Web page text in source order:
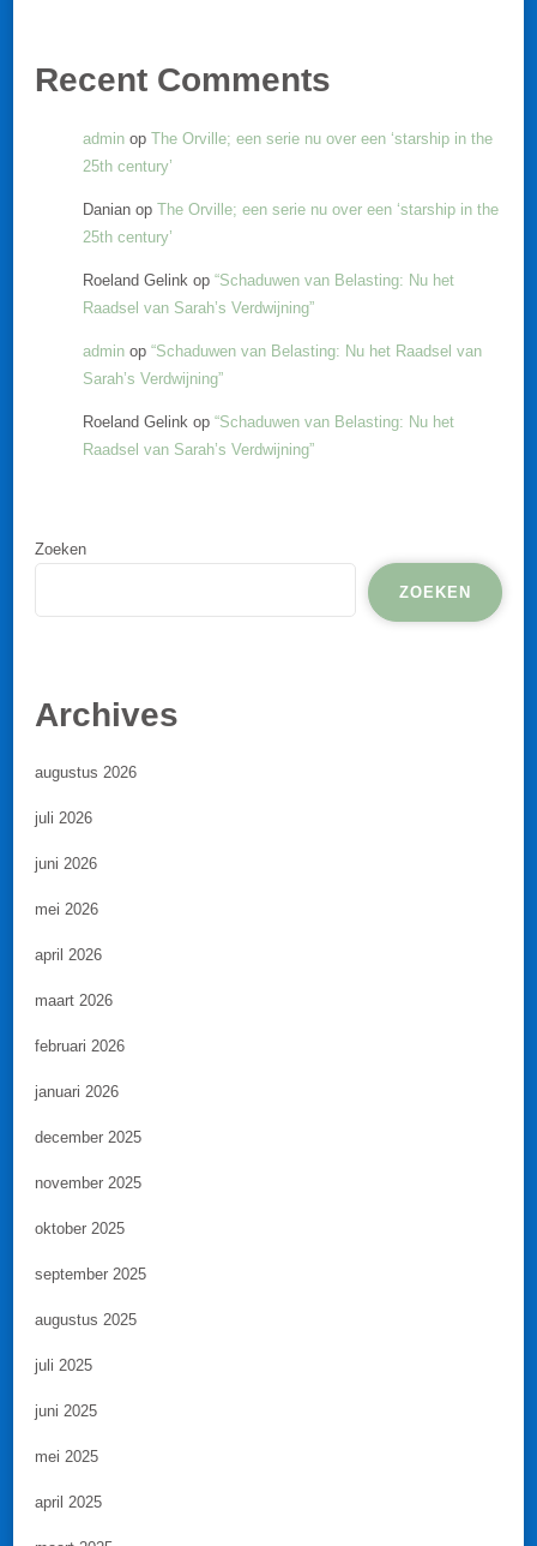
Recent Comments
admin op The Orville; een serie nu over een ‘starship in the
25th century’
Danian op The Orville; een serie nu over een ‘starship in the
25th century’
Roeland Gelink op “Schaduwen van Belasting: Nu het
Raadsel van Sarah’s Verdwijning”
admin op “Schaduwen van Belasting: Nu het Raadsel van
Sarah’s Verdwijning”
Roeland Gelink op “Schaduwen van Belasting: Nu het
Raadsel van Sarah’s Verdwijning”
Zoeken
ZOEKEN
Archives
augustus 2026
juli 2026
juni 2026
mei 2026
april 2026
maart 2026
februari 2026
januari 2026
december 2025
november 2025
oktober 2025
september 2025
augustus 2025
juli 2025
juni 2025
mei 2025
april 2025